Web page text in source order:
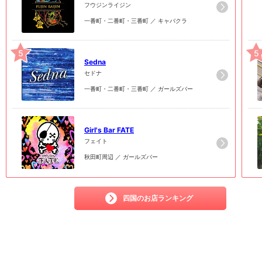
フウジンライジン
一番町・二番町・三番町 ／ キャバクラ
5
Sedna
セドナ
一番町・二番町・三番町 ／ ガールズバー
6
Girl's Bar FATE
フェイト
秋田町周辺 ／ ガールズバー
四国のお店ランキング
5
6